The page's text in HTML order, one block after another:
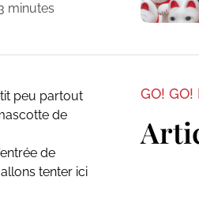
minutes
peu partout
de
de
tenter ici
GO! GO!